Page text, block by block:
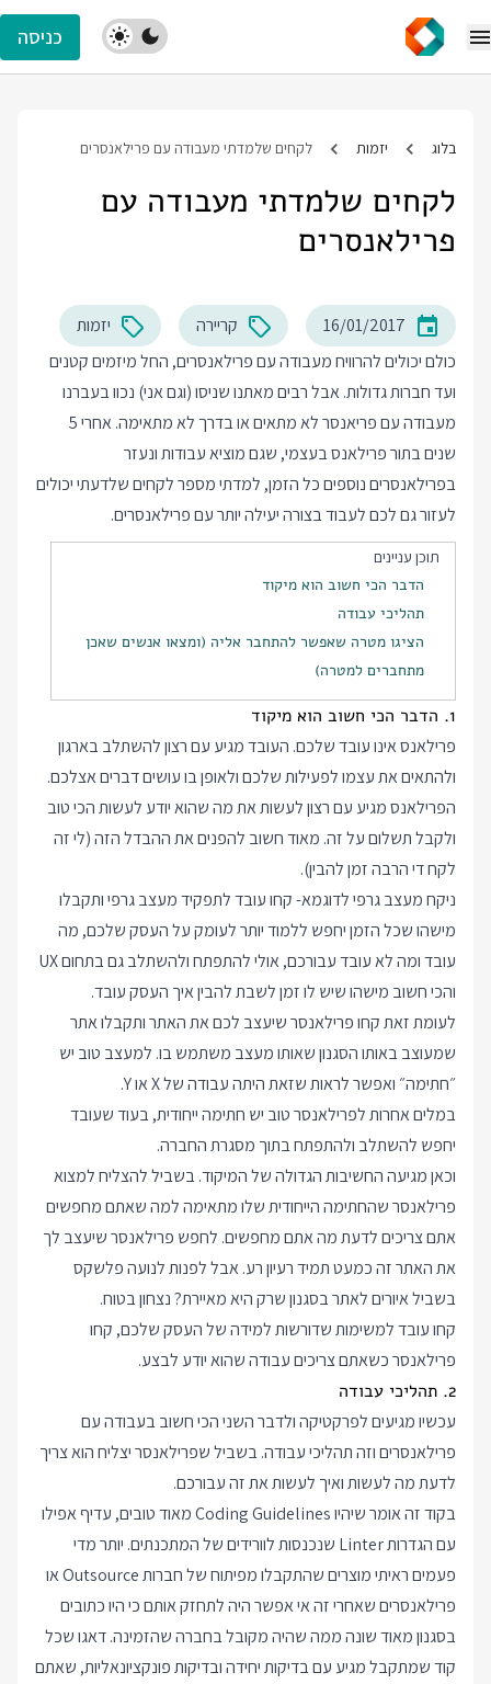
כניסה
בלוג יזמות לקחים שלמדתי מעבודה עם פרילאנסרים
לקחים שלמדתי מעבודה עם
פרילאנסרים
16/01/2017 קריירה
יזמות
כולם יכולים להרוויח מעבודה עם פרילאנסרים, החל מיזמים קטנים
ועד חברות גדולות. אבל רבים מאתנו שניסו (וגם אני) נכוו בעברנו
מעבודה עם פריאנסר לא מתאים או בדרך לא מתאימה. אחרי 5
שנים בתור פרילאנס בעצמי, שגם מוציא עבודות ונעזר
בפרילאנסרים נוספים כל הזמן, למדתי מספר לקחים שלדעתי יכולים
לעזור גם לכם לעבוד בצורה יעילה יותר עם פרילאנסרים.
תוכן עניינים
הדבר הכי חשוב הוא מיקוד
תהליכי עבודה
הציגו מטרה שאפשר להתחבר אליה (ומצאו אנשים שאכן
מתחברים למטרה)
1. הדבר הכי חשוב הוא מיקוד
פרילאנס אינו עובד שלכם. העובד מגיע עם רצון להשתלב בארגון
ולהתאים את עצמו לפעילות שלכם ולאופן בו עושים דברים אצלכם.
הפרילאנס מגיע עם רצון לעשות את מה שהוא יודע לעשות הכי טוב
ולקבל תשלום על זה. מאוד חשוב להפנים את ההבדל הזה (לי זה
לקח די הרבה זמן להבין).
ניקח מעצב גרפי לדוגמא- קחו עובד לתפקיד מעצב גרפי ותקבלו
מישהו שכל הזמן יחפש ללמוד יותר לעומק על העסק שלכם, מה
עובד ומה לא עובד עבורכם, אולי להתפתח ולהשתלב גם בתחום UX
והכי חשוב מישהו שיש לו זמן לשבת להבין איך העסק עובד.
לעומת זאת קחו פרילאנסר שיעצב לכם את האתר ותקבלו אתר
שמעוצב באותו הסגנון שאותו מעצב משתמש בו. למעצב טוב יש
״חתימה״ ואפשר לראות שזאת היתה עבודה של X או Y.
במלים אחרות לפרילאנסר טוב יש חתימה ייחודית, בעוד שעובד
יחפש להשתלב ולהתפתח בתוך מסגרת החברה.
וכאן מגיעה החשיבות הגדולה של המיקוד. בשביל להצליח למצוא
פרילאנסר שהחתימה הייחודית שלו מתאימה למה שאתם מחפשים
אתם צריכים לדעת מה אתם מחפשים. לחפש פרילאנסר שיעצב לך
את האתר זה כמעט תמיד רעיון רע. אבל לפנותלנועה פלשקס
בשביל איורים לאתר בסגנון שרק היא מאיירת? נצחון בטוח.
קחו עובד למשימות שדורשות למידה של העסק שלכם, קחו
פרילאנסר כשאתם צריכים עבודה שהוא יודע לבצע.
2. תהליכי עבודה
עכשיו מגיעים לפרקטיקה ולדבר השני הכי חשוב בעבודה עם
פרילאנסרים וזה תהליכי עבודה. בשביל שפרילאנסר יצליח הוא צריך
לדעת מה לעשות ואיך לעשות את זה עבורכם.
בקוד זה אומר שיהיו Coding Guidelines מאוד טובים, עדיף אפילו
עם הגדרות Linter שנכנסות לוורידים של המתכנתים. יותר מדי
פעמים ראיתי מוצרים שהתקבלו מפיתוח של חברות Outsource או
פרילאנסרים שאחרי זה אי אפשר היה לתחזק אותם כי היו כתובים
בסגנון מאוד שונה ממה שהיה מקובל בחברה שהזמינה. דאגו שכל
קוד שמתקבל מגיע עם בדיקות יחידה ובדיקות פונקציונאליות, שאתם